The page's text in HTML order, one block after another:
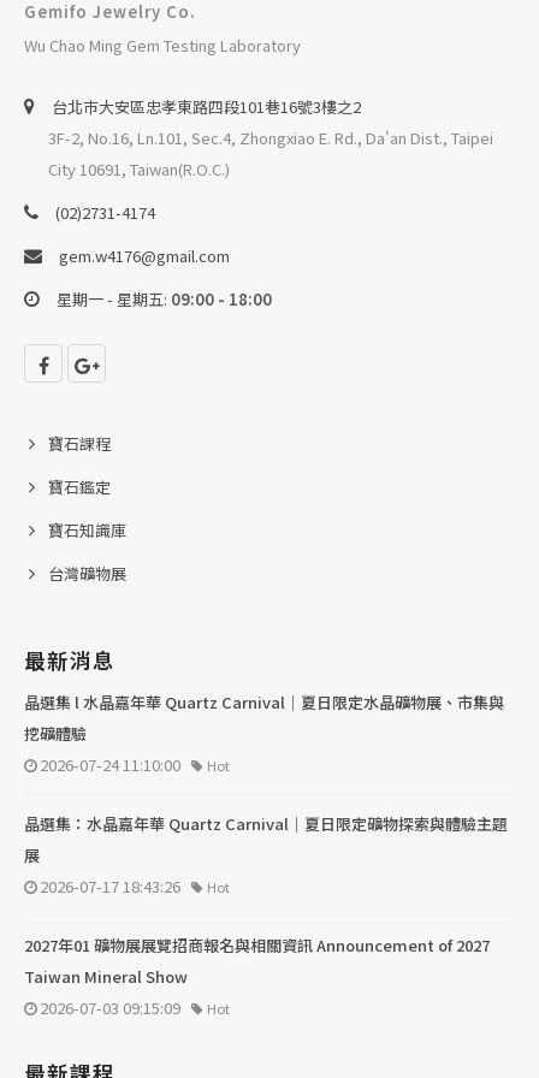
Gemifo Jewelry Co.
Wu Chao Ming Gem Testing Laboratory
台北巿大安區忠孝東路四段101巷16號3樓之2
3F-2, No.16, Ln.101, Sec.4, Zhongxiao E. Rd., Da'an Dist., Taipei
City 10691, Taiwan(R.O.C.)
(02)2731-4174
gem.w4176@gmail.com
星期一 - 星期五: 09:00 - 18:00
寶石課程
寶石鑑定
寶石知識庫
台灣礦物展
最新消息
晶選集 l 水晶嘉年華 Quartz Carnival｜夏日限定水晶礦物展、市集與
挖礦體驗
2026-07-24 11:10:00
Hot
晶選集：水晶嘉年華 Quartz Carnival｜夏日限定礦物探索與體驗主題
展
2026-07-17 18:43:26
Hot
2027年01 礦物展展覽招商報名與相關資訊 Announcement of 2027
Taiwan Mineral Show
2026-07-03 09:15:09
Hot